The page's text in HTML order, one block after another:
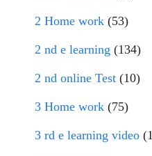
2 Home work (53)
2 nd e learning (134)
2 nd online Test (10)
3 Home work (75)
3 rd e learning video